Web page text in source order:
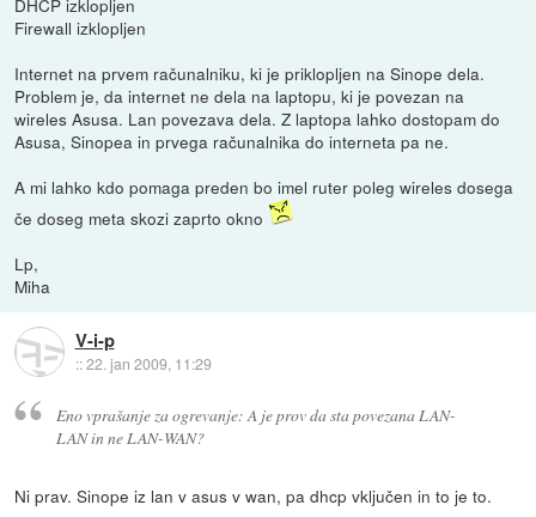
Firewall izklopljen
Internet na prvem računalniku, ki je priklopljen na Sinope dela.
Problem je, da internet ne dela na laptopu, ki je povezan na
wireles Asusa. Lan povezava dela. Z laptopa lahko dostopam do
Asusa, Sinopea in prvega računalnika do interneta pa ne.
A mi lahko kdo pomaga preden bo imel ruter poleg wireles dosega
če doseg meta skozi zaprto okno
Lp,
Miha
V-i-p
::22. jan 2009, 11:29
Eno vprašanje za ogrevanje: A je prov da sta povezana LAN-
LAN in ne LAN-WAN?
Ni prav. Sinope iz lan v asus v wan, pa dhcp vključen in to je to.